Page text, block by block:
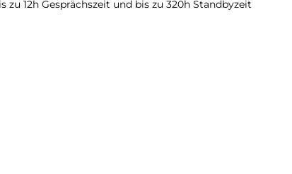
zu 12h Gesprächszeit und bis zu 320h Standbyzeit